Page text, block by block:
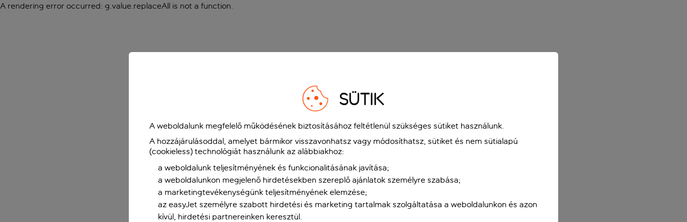
A rendering error occurred: g.value.replaceAll is not a function.
SÜTIK
A weboldalunk megfelelő működésének biztosításához feltétlenül szükséges sütiket használunk.
A hozzájárulásoddal, amelyet bármikor visszavonhatsz vagy módosíthatsz, sütiket és nem sütialapú
(cookieless) technológiát használunk az alábbiakhoz:
a weboldalunk teljesítményének és funkcionalitásának javítása;
a weboldalunkon megjelenő hirdetésekben szereplő ajánlatok személyre szabása;
a marketingtevékenységünk teljesítményének elemzése;
az easyJet személyre szabott hirdetési és marketing tartalmak szolgáltatása a weboldalunkon és azon
kívül, hirdetési partnereinken keresztül.